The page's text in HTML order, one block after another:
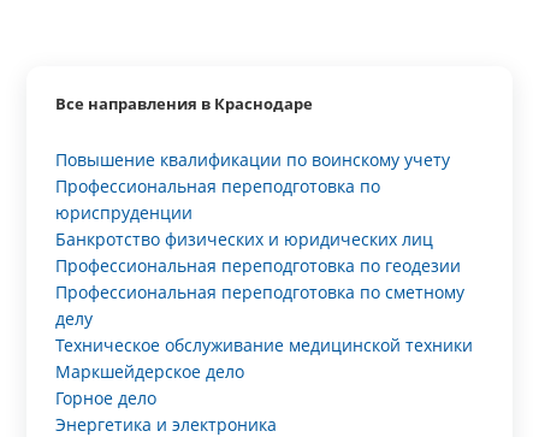
Все направления в Краснодаре
Повышение квалификации по воинскому учету
Профессиональная переподготовка по
юриспруденции
Банкротство физических и юридических лиц
Профессиональная переподготовка по геодезии
Профессиональная переподготовка по сметному
делу
Техническое обслуживание медицинской техники
Маркшейдерское дело
Горное дело
Энергетика и электроника